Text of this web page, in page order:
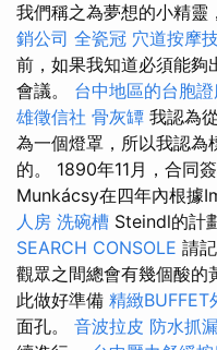
我們稱之為夢想的小精靈
銷公司 全瓷冠 穴道按摩
前，如果我知道必須能夠
會議。 台中地區的台胞
雄徵信社 骨灰罈 我認為
為一個燈罩，所以我認為
的。 1890年11月，合同
Munkácsy在四年內根據
人房 洗碗槽 Steindl的計
SEARCH CONSOLE 請
觀眾之間總會有幾個酸的
此做好準備 精緻BUFFET
面孔。 音波拉皮 防水抓